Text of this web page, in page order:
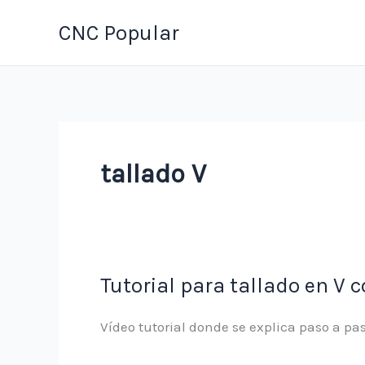
CNC Popular
tallado V
Tutorial para tallado en V
Vídeo tutorial donde se explica paso a